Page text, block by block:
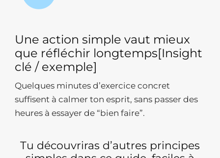
Une action simple vaut mieux
que réfléchir longtemps[Insight
clé / exemple]
Quelques minutes d’exercice concret
suffisent à calmer ton esprit, sans passer des
heures à essayer de “bien faire”.
Tu découvriras d’autres principes